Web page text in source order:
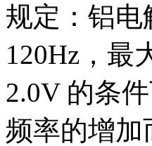
规定：铝
120Hz，最
2.0V 的条
频率的增加